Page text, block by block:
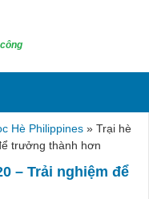
Hè Philippines » Trại hè
trưởng thành hơn
– Trải nghiệm để